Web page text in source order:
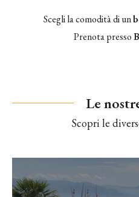
Scegli la comodità di un
Prenota presso
Le
Scopri le